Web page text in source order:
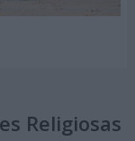
Religiosas